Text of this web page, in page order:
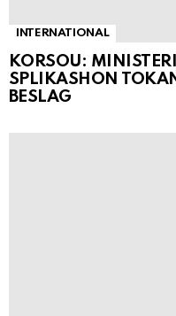
INTERNATIONAL
KORSOU:
SPLIKASHON
BESLAG